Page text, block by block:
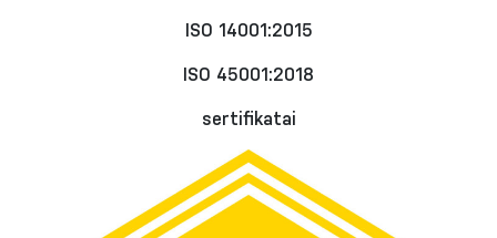
ISO 14001:2015
ISO 45001:2018
sertifikatai